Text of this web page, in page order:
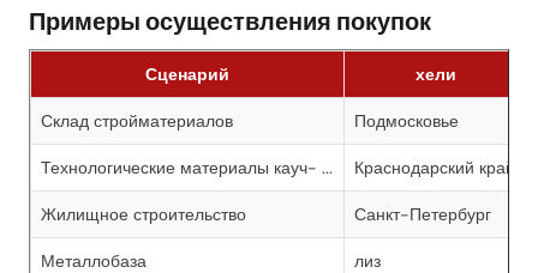
Примеры осуществления покупок
Сценарий хели
Склад стройматериалов Подмосковье
Технологические материалы кауч- ... Краснодарский край
Жилищное строительство Санкт-Петербург
Металлобаза лиз